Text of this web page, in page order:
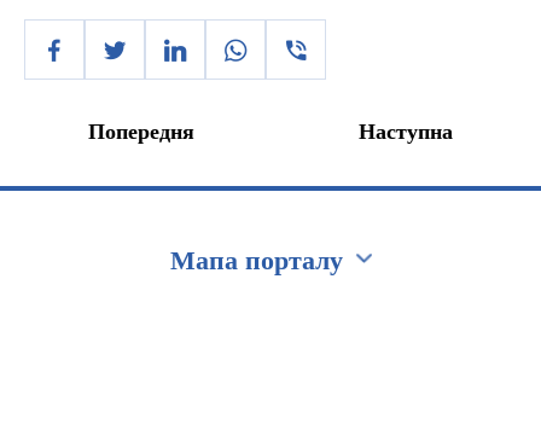
Попередня Наступна
Мапа порталу